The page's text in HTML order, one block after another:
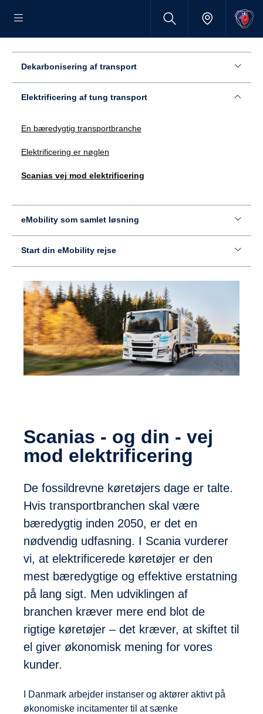
Dekarbonisering af transport
Elektrificering af tung transport
En bæredygtig transportbranche
Elektrificering er nøglen
Scanias vej mod elektrificering
eMobility som samlet løsning
Start din eMobility rejse
Scanias - og din - vej
mod elektrificering
De fossildrevne køretøjers dage er talte.
Hvis transportbranchen skal være
bæredygtig inden 2050, er det en
nødvendig udfasning. I Scania vurderer
vi, at elektrificerede køretøjer er den
mest bæredygtige og effektive erstatning
på lang sigt. Men udviklingen af
branchen kræver mere end blot de
rigtige køretøjer – det kræver, at skiftet til
el giver økonomisk mening for vores
kunder.
I Danmark arbejder instanser og aktører aktivt på
økonomiske incitamenter til at sænke